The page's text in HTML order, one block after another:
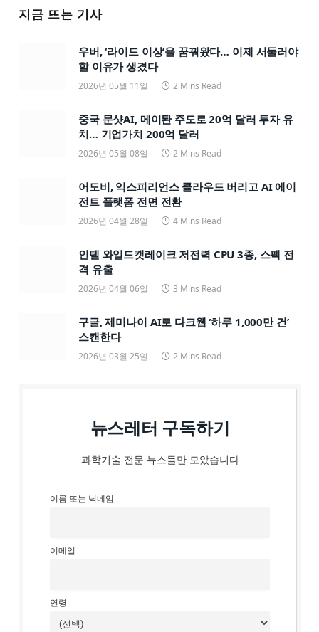
지금 뜨는 기사
우버, ‘라이드 이상’을 꿈꿔왔다… 이제 서둘러야
할 이유가 생겼다
2026년 05월 11일 2 Mins Read
중국 문샷AI, 메이퇀 주도로 20억 달러 투자 유
치… 기업가치 200억 달러
2026년 05월 08일 2 Mins Read
어도비, 익스피리언스 클라우드 버리고 AI 에이
전트 플랫폼 전면 전환
2026년 04월 28일 4 Mins Read
인텔 와일드캣레이크 저전력 CPU 3종, 스펙 전
격 유출
2026년 04월 06일 3 Mins Read
구글, 제미나이 AI로 다크웹 ‘하루 1,000만 건’
스캔한다
2026년 03월 25일 2 Mins Read
뉴스레터 구독하기
과학기술 전문 뉴스들만 모았습니다
이름 또는 닉네임
이메일
연령